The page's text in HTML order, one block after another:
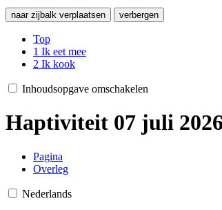
naar zijbalk verplaatsen verbergen
Top
1 Ik eet mee
2 Ik kook
Inhoudsopgave omschakelen
Haptiviteit 07 juli 2026
Pagina
Overleg
Nederlands